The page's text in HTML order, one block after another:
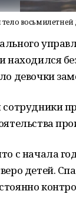
восьмилетней
находился
девочки
с начала
детей.